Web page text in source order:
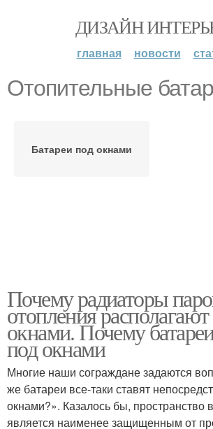
ДИЗАЙН
главная новости
Отопительные
Батареи под окнами
Почему радиаторы
отопления
окнами. Почему
под окнами
Многие наши сограждане задаются
же батареи все-таки ставят
окнами?». Казалось бы, пространство
является наименее защищенным от